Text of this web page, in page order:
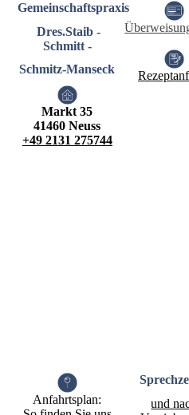
Gemeinschaftspraxis
Dres.Staib -
Schmitt -
Schmitz-Manseck
Markt 35
41460 Neuss
+49 2131 275744
Anfahrtsplan:
und